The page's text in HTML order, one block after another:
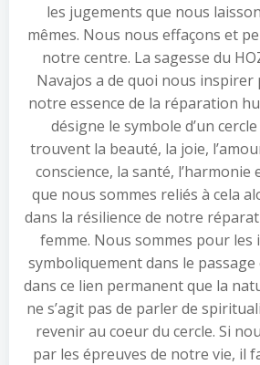
les jugements que nous
mêmes. Nous nous effaçons et
notre centre. La sagesse du
Navajos a de quoi nous
notre essence de la réparation
désigne le symbole d’un
trouvent la beauté, la joie,
conscience, la santé, l’harmonie
que nous sommes reliés à cela
dans la résilience de notre
femme. Nous sommes pour les
symboliquement dans le
dans ce lien permanent que la
ne s’agit pas de parler de
revenir au coeur du cercle. Si
par les épreuves de notre vie, il